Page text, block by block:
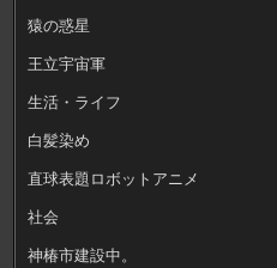
猿の惑星
王立宇宙軍
生活・ライフ
白髪染め
直球表題ロボットアニメ
社会
神椿市建設中。